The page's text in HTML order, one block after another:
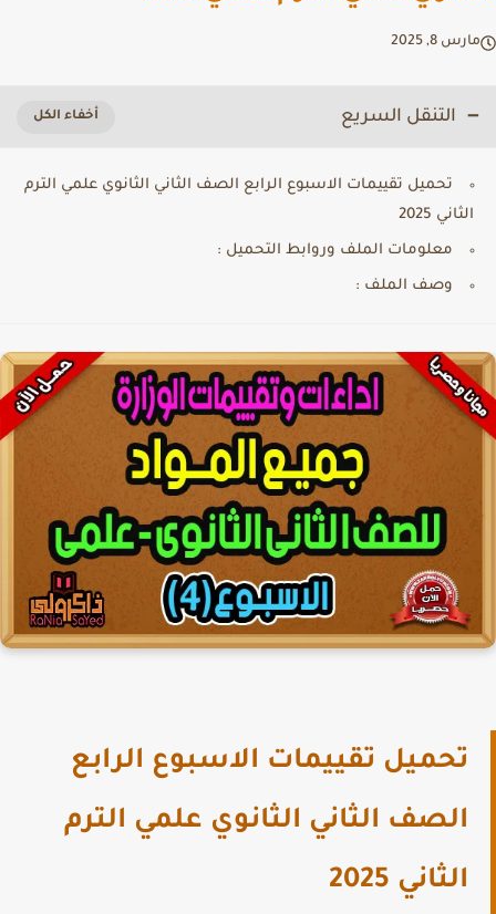
8, 2025
التنقل السريع
تحميل تقييمات الاسبوع الرابع الصف الثاني الثانوي علمي الترم
الثاني 2025
معلومات الملف وروابط التحميل :
وصف الملف :
تحميل تقييمات الاسبوع الرابع
الصف الثاني الثانوي علمي الترم
الثاني 2025